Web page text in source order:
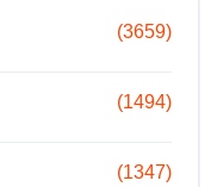
(3659)
(1494)
(1347)